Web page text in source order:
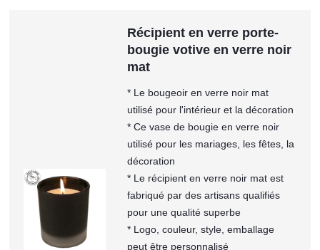
Récipient en verre porte-
bougie votive en verre noir
mat
* Le bougeoir en verre noir mat
utilisé pour l'intérieur et la décoration
* Ce vase de bougie en verre noir
utilisé pour les mariages, les fêtes, la
décoration
* Le récipient en verre noir mat est
fabriqué par des artisans qualifiés
pour une qualité superbe
* Logo, couleur, style, emballage
peut être personnalisé